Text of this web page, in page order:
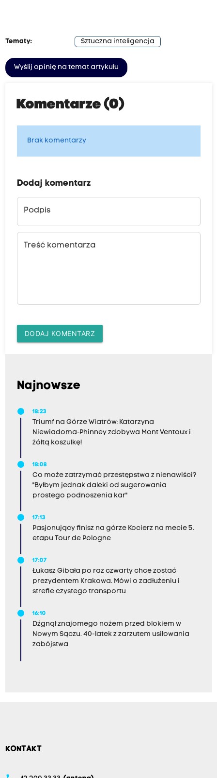
Tematy: Sztuczna inteligencja
Wyślij opinię na temat artykułu
Komentarze (0)
Brak komentarzy
Dodaj komentarz
Podpis
Treść komentarza
DODAJ KOMENTARZ
Najnowsze
18:23
Triumf na Górze Wiatrów: Katarzyna
Niewiadoma-Phinney zdobywa Mont Ventoux i
żółtą koszulkę!
18:08
Co może zatrzymać przestępstwa z nienawiści?
"Byłbym jednak daleki od sugerowania
prostego podnoszenia kar"
17:13
Pasjonujący finisz na górze Kocierz na mecie 5.
etapu Tour de Pologne
17:07
Łukasz Gibała po raz czwarty chce zostać
prezydentem Krakowa. Mówi o zadłużeniu i
strefie czystego transportu
16:10
Dźgnął znajomego nożem przed blokiem w
Nowym Sączu. 40-latek z zarzutem usiłowania
zabójstwa
KONTAKT